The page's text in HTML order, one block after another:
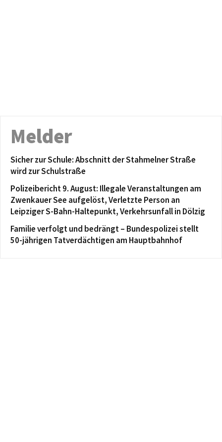
Melder
Sicher zur Schule: Abschnitt der Stahmelner Straße
wird zur Schulstraße
Polizeibericht 9. August: Illegale Veranstaltungen am
Zwenkauer See aufgelöst, Verletzte Person an
Leipziger S-Bahn-Haltepunkt, Verkehrsunfall in Dölzig
Familie verfolgt und bedrängt – Bundespolizei stellt
50-jährigen Tatverdächtigen am Hauptbahnhof